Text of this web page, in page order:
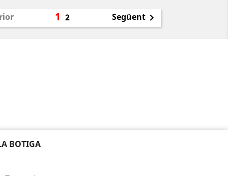
1 2 Següent
BOTIGA